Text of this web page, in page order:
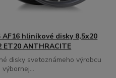
AF16 hliníkové disky 8,5x20
ET20 ANTHRACITE
disky svetoznámeho výrobcu
výbornej...